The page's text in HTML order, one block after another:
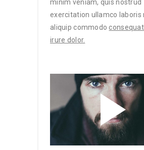
minim veniam, quis nostrud
exercitation ullamco laboris
aliquip commodo
irure dolor.